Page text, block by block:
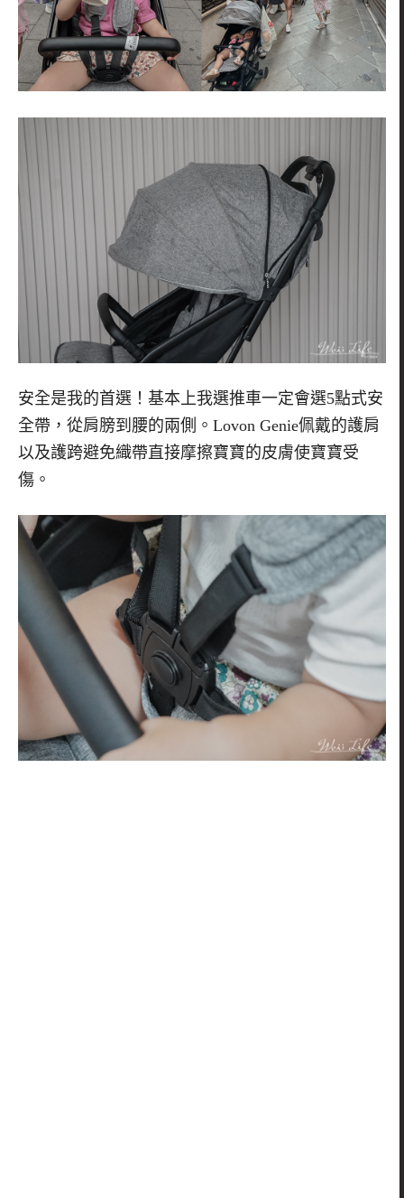
安全是我的首選！基本上我選推車一定會選5點式安
全帶，從肩膀到腰的兩側。 Lovon Genie佩戴的護肩
以及護跨避免織帶直接摩擦寶寶的皮膚使寶寶受
傷。